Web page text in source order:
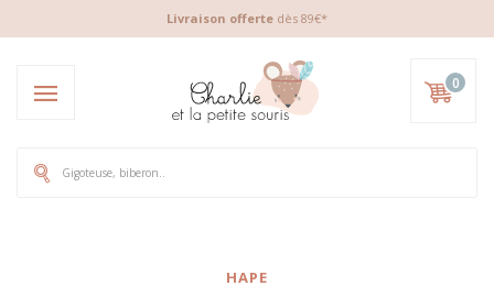
Livraison offerte dès 89€*
0
HAPE